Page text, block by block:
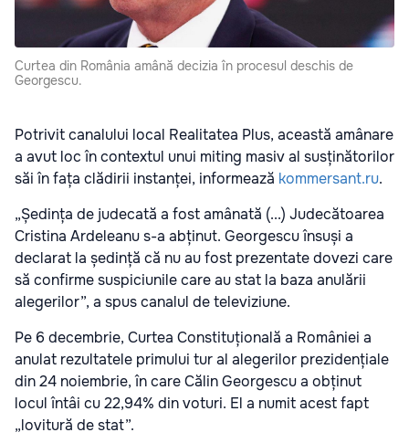
Curtea din România amână decizia în procesul deschis de
Georgescu.
Potrivit canalului local Realitatea Plus, această amânare
a avut loc în contextul unui miting masiv al susținătorilor
săi în fața clădirii instanței, informează kommersant.ru.
„Ședința de judecată a fost amânată (...) Judecătoarea
Cristina Ardeleanu s-a abținut. Georgescu însuși a
declarat la ședință că nu au fost prezentate dovezi care
să confirme suspiciunile care au stat la baza anulării
alegerilor”, a spus canalul de televiziune.
Pe 6 decembrie, Curtea Constituțională a României a
anulat rezultatele primului tur al alegerilor prezidențiale
din 24 noiembrie, în care Călin Georgescu a obținut
locul întâi cu 22,94% din voturi. El a numit acest fapt
„lovitură de stat”.